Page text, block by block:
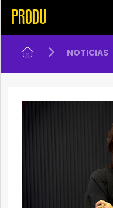
NOTICIAS